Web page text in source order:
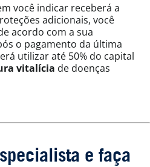
você indicar receberá a
adicionais, você
acordo com a sua
o pagamento da última
utilizar até 50% do capital
vitalícia de doenças
e faça